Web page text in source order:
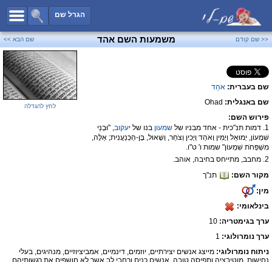
הגרל שם
כל השמות
שמות לבנים
שמות לבנות
שמות משותפים
שמות נפוצים
<< שם קודם משמעות השם אהד שם הבא >>
שם בעברית: אֹהַד
שם באנגלית: Ohad
פירוש השם:
1. דמות תנ"כית - אחד מבניו של
שמעון בנו של יעקוב, "וּבְנֵי
שִׁמְעוֹן, יְמוּאֵל וְיָמִין וְאֹהַד וְיָכִין וְצֹחַר, וְשָׁאוּל, בֶּן-הַכְּנַעֲנִית; אֵלֶּה,
מִשְׁפְּחֹת שִׁמְעוֹן" שמות ו' ט"ו.
2. מחבב, מתייחס בחיבה, אוהב.
מקור השם:
תנ"ך
מין:
בינלאומי:
ערך בגימטריה:
ערך נומרולוגי: 1
לחץ להגדלה
ניתוח נומרולוגי: מייצג אנשים יצירתיים, יוזמים, דינמיים, אמביציוזיים, מנהיגים, בעלי
נחישות, מוטיבציה ותפיסה טובה. אנשים כנים ורחבי לב אשר לא חושפים את רגשותיהם.